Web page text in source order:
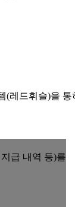
레드휘슬)을
급 내역 등)를